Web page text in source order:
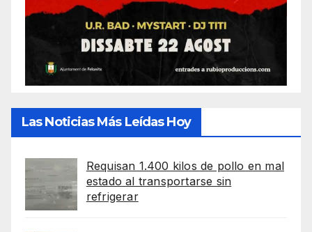
Las Noticias Más Leídas Hoy
Requisan 1.400 kilos de pollo en mal
estado al transportarse sin
refrigerar